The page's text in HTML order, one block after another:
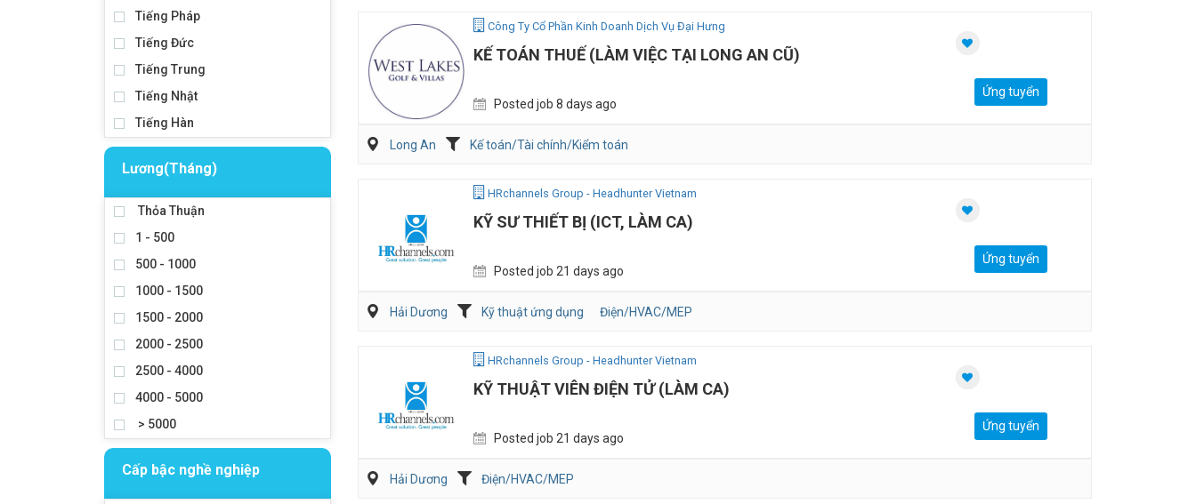
Tiếng Pháp
Tiếng Đức
Tiếng Trung
Tiếng Nhật
Tiếng Hàn
Lương(Tháng)
Thỏa Thuận
1 - 500
500 - 1000
1000 - 1500
1500 - 2000
2000 - 2500
2500 - 4000
4000 - 5000
> 5000
Cấp bậc nghề nghiệp
Công Ty Cổ Phần Kinh Doanh Dịch Vụ Đại Hưng
KẾ TOÁN THUẾ (LÀM VIỆC TẠI LONG AN CŨ)
Posted job 8 days ago
Ứng tuyển
Long An Kế toán/Tài chính/Kiểm toán
HRchannels Group - Headhunter Vietnam
KỸ SƯ THIẾT BỊ (ICT, LÀM CA)
Posted job 21 days ago
Ứng tuyển
Hải Dương Kỹ thuật ứng dụng Điện/HVAC/MEP
HRchannels Group - Headhunter Vietnam
KỸ THUẬT VIÊN ĐIỆN TỬ (LÀM CA)
Posted job 21 days ago
Ứng tuyển
Hải Dương Điện/HVAC/MEP